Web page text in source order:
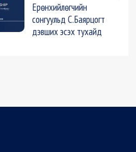
Ерөнхийлөгчийн
сонгуульд С.Баярцогт
дэвших эсэх тухайд